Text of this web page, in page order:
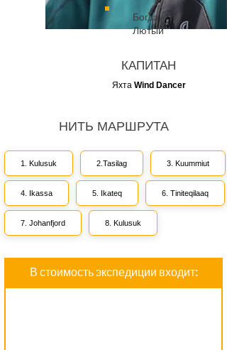
Богдан
Лютый
КАПИТАН
Яхта Wind Dancer
НИТЬ МАРШРУТА
1. Kulusuk 2.Tasilag 3. Kuummiut
4. Ikassa 5. Ikateq 6. Tiniteqilaaq
7. Johanfjord 8. Kulusuk
В стоимость экспедиции входит: